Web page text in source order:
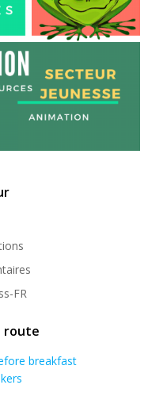
FR
route
breakfast